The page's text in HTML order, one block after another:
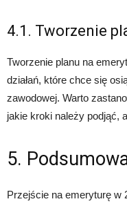
4.1. Tworzenie
Tworzenie planu na
działań, które chce się
zawodowej. Warto
jakie kroki należy podjąć,
5.
Przejście na emeryturę w